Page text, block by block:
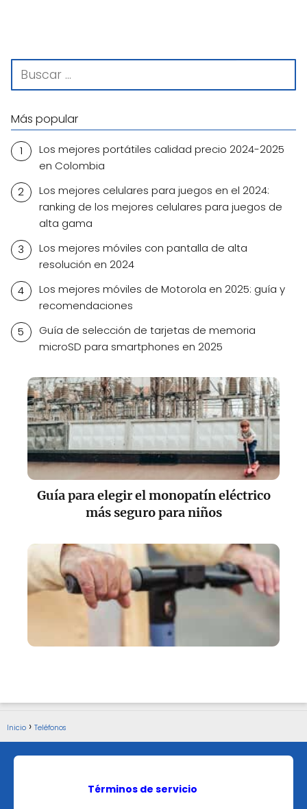
Más popular
Los mejores portátiles calidad precio 2024-2025
en Colombia
Los mejores celulares para juegos en el 2024:
ranking de los mejores celulares para juegos de
alta gama
Los mejores móviles con pantalla de alta
resolución en 2024
Los mejores móviles de Motorola en 2025: guía y
recomendaciones
Guía de selección de tarjetas de memoria
microSD para smartphones en 2025
Guía para elegir el monopatín eléctrico
más seguro para niños
Inicio Teléfonos
Términos de servicio